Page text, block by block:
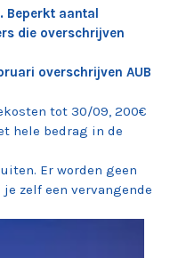
aantal
die overschrijven
overschrijven AUB
tot 30/09, 200€
hele bedrag in de
Er worden geen
zelf een vervangende